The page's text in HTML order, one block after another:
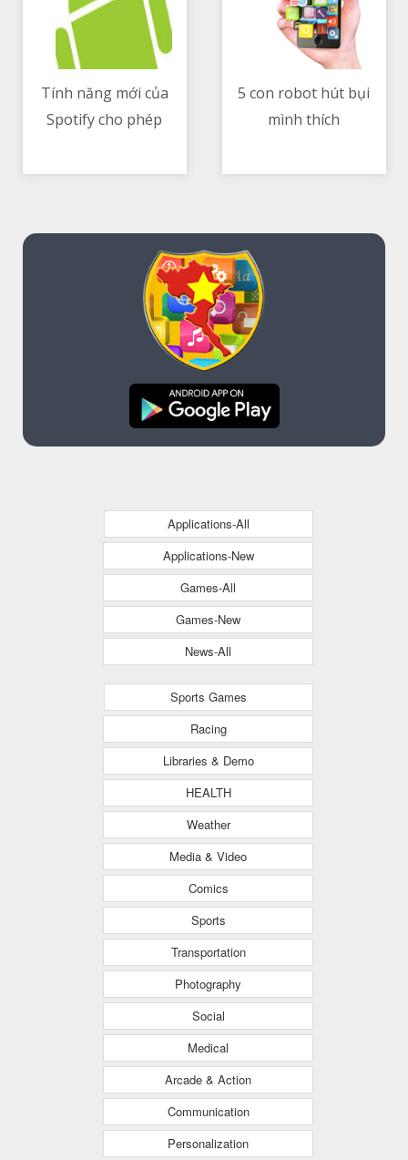
Tính năng mới của
Spotify cho phép
đoạn nhạc tùy thích
5 con robot hút bụi
mình thích
Applications-All
Applications-New
Games-All
Games-New
News-All
Sports Games
Racing
Libraries & Demo
HEALTH
Weather
Media & Video
Comics
Sports
Transportation
Photography
Social
Medical
Arcade & Action
Communication
Personalization